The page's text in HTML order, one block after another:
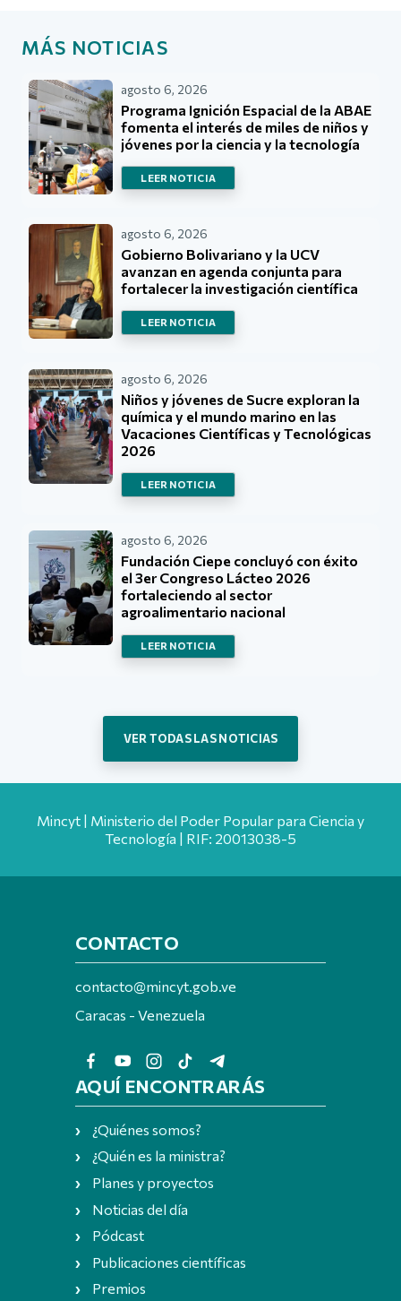
MÁS NOTICIAS
agosto 6, 2026
Programa Ignición Espacial de la ABAE
fomenta el interés de miles de niños y
jóvenes por la ciencia y la tecnología
LEER NOTICIA
agosto 6, 2026
Gobierno Bolivariano y la UCV
avanzan en agenda conjunta para
fortalecer la investigación científica
LEER NOTICIA
agosto 6, 2026
Niños y jóvenes de Sucre exploran la
química y el mundo marino en las
Vacaciones Científicas y Tecnológicas
2026
LEER NOTICIA
agosto 6, 2026
Fundación Ciepe concluyó con éxito
el 3er Congreso Lácteo 2026
fortaleciendo al sector
agroalimentario nacional
LEER NOTICIA
VER TODAS LAS NOTICIAS
Mincyt | Ministerio del Poder Popular para Ciencia y
Tecnología | RIF: 20013038-5
CONTACTO
contacto@mincyt.gob.ve
Caracas - Venezuela
AQUÍ ENCONTRARÁS
¿Quiénes somos?
¿Quién es la ministra?
Planes y proyectos
Noticias del día
Pódcast
Publicaciones científicas
Premios